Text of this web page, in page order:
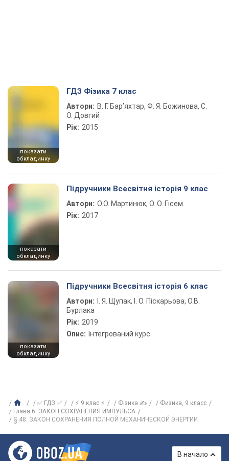
показати
обкладинку
ГДЗ Фізика 7 клас
Автори: В. Г. Бар’яхтар, Ф. Я. Божинова, С.
О. Довгий
Рік: 2015
показати
обкладинку
Підручники Всесвітня історія 9 клас
Автори: О.О. Мартинюк, О. О. Гісем
Рік: 2017
показати
обкладинку
Підручники Всесвітня історія 6 клас
Автори:
І. Я. Щупак, І. О. Піскарьова, О.В.
Бурлака
Рік: 2019
Опис: Інтегрований курс
✅ ГДЗ ✅ ⚡ 9 клас ⚡ Фізика ✍
Физика, 9 класс
Глава 6. ЗАКОН СОХРАНЕНИЯ ИМПУЛЬСА
§ 48. ЗАКОН СОХРАНЕНИЯ ПОЛНОЙ МЕХАНИЧЕСКОЙ ЭНЕРГИИ
В начало